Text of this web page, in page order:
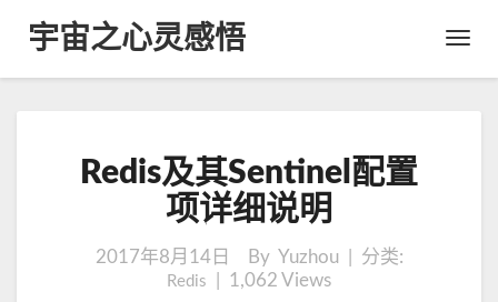
Toggle
宇宙之心灵感悟
e
d
i
及
其
Redis及其Sentinel配置
项详细说明
2017年8月14日 By Yuzhou | 分类:
Redis 1,062 Views